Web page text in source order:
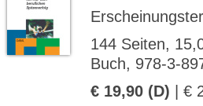
144 Seiten,
Buch, 978-3-
€ 19,90 (D) | €